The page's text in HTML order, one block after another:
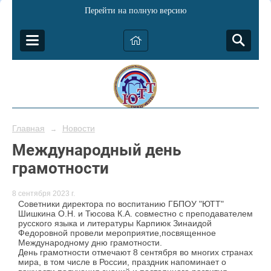
Перейти на полную версию
Главная → Новости
Международный день
грамотности
8 сентября 2023 г.
Советники директора по воспитанию ГБПОУ "ЮТТ"
Шишкина О.Н. и Тюсова К.А. совместно с преподавателем
русского языка и литературы Карпиюк Зинаидой
Федоровной провели мероприятие,посвященное
Международному дню грамотности.
День грамотности отмечают 8 сентября во многих странах
мира, в том числе в России, праздник напоминает о